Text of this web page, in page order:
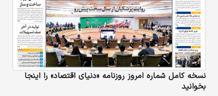
نسخه کامل شماره امروز روزنامه «دنیای‌ اقتصاد» را اینجا
بخوانید